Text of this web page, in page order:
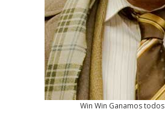
Win Win Ganamos todos